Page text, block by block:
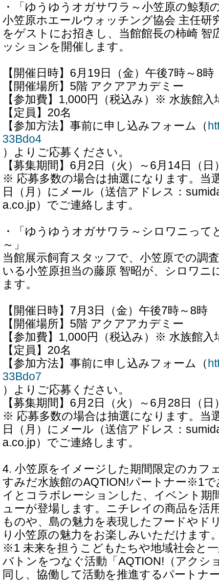
・「ゆうゆうオガサワラ～小笠原の鯨類
小笠原ホエールウォッチング協会 主任研
をゲストにお招きし、当館館長の柿崎 智
ッションを開催します。
【開催日時】6月19日（金）午後7時～8時
【開催場所】5階 アクアアカデミー
【参加費】1,000円（税込み）※ 水族館入
【定員】20名
【参加方法】事前に申し込みフォーム（
33Bdo4
）よりご応募ください。
【募集期間】6月2日（火）～6月14日（
※ 応募多数の場合は抽選になります。当
日（月）にメール（送信アドレス：
a.co.jp）でご連絡します。
・「ゆうゆうオガサワラ～シロワニって
～」
当館展示飼育スタッフで、小笠原での調
いる小笠原担当の藤原 智昭が、シロワニ
ます。
【開催日時】7月3日（金）午後7時～8時
【開催場所】5階 アクアアカデミー
【参加費】1,000円（税込み）※ 水族館入
【定員】20名
【参加方法】事前に申し込みフォーム（
33Bdo7
）よりご応募ください。
【募集期間】6月2日（火）～6月28日（
※ 応募多数の場合は抽選になります。当
日（月）にメール（送信アドレス：
a.co.jp）でご連絡します。
4. 小笠原をイメージした期間限定のカフ
すみだ水族館のAQTION!パートナー※1
イとコラボレーションした、イベント期
ューが登場します。ニチレイの商品を活
ものや、島の魅力を表現したフードやド
り小笠原の魅力をお楽しみいただけます
※1 未来を担うこどもたちや地域社会と
バトンをつなぐ活動「AQTION!（アクシ
同し、協働して活動を推進するパートナ